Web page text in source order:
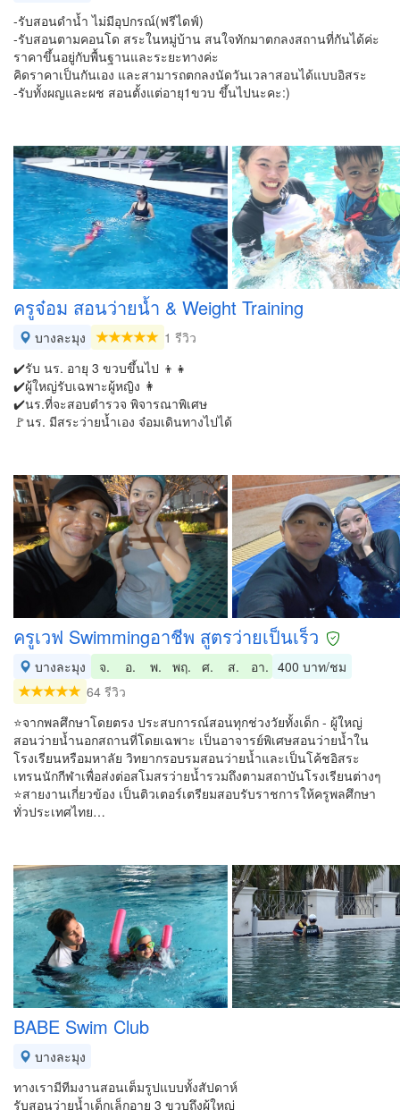
-รับสอนดำน้ำ ไม่มีอุปกรณ์(ฟรีไดฟ์)
-รับสอนตามคอนโด สระในหมู่บ้าน สนใจทักมาตกลงสถานที่กันได้ค่ะ
ราคาขึ้นอยู่กับพื้นฐานและระยะทางค่ะ
คิดราคาเป็นกันเอง และสามารถตกลงนัดวันเวลาสอนได้แบบอิสระ
-รับทั้งผญและผช สอนตั้งแต่อายุ1ขวบ ขึ้นไปนะคะ:)
ครูจ๋อม สอนว่ายน้ำ & Weight Training
บางละมุง
1 รีวิว
✔️รับ นร. อายุ 3 ขวบขึ้นไป 👦👧
✔️ผู้ใหญ่รับเฉพาะผู้หญิง 👩
✔️นร.ที่จะสอบตำรวจ พิจารณาพิเศษ
🚩นร. มีสระว่ายน้ำเอง จ๋อมเดินทางไปได้
ครูเวฟ Swimmingอาชีพ สูตรว่ายเป็นเร็ว
บางละมุง จ. อ. พ. พฤ. ศ. ส. อา. 400 บาท/ชม
64 รีวิว
⭐จากพลศึกษาโดยตรง ประสบการณ์สอนทุกช่วงวัยทั้งเด็ก - ผู้ใหญ่
สอนว่ายน้ำนอกสถานที่โดยเฉพาะ เป็นอาจารย์พิเศษสอนว่ายน้ำใน
โรงเรียนหรือมหาลัย วิทยากรอบรมสอนว่ายน้ำและเป็นโค้ชอิสระ
เทรนนักกีฬาเพื่อส่งต่อสโมสรว่ายน้ำรวมถึงตามสถาบันโรงเรียนต่างๆ
⭐สายงานเกี่ยวข้อง เป็นติวเตอร์เตรียมสอบรับราชการให้ครูพลศึกษา
ทั่วประเทศไทย…
BABE Swim Club
บางละมุง
ทางเรามีทีมงานสอนเต็มรูปแบบทั้งสัปดาห์
รับสอนว่ายน้ำเด็กเล็กอายุ 3 ขวบถึงผู้ใหญ่